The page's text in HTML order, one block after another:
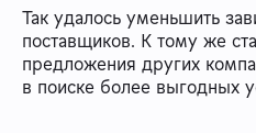
Так удалось уменьшить
поставщиков. К тому же
предложения других
в поиске более выгодных